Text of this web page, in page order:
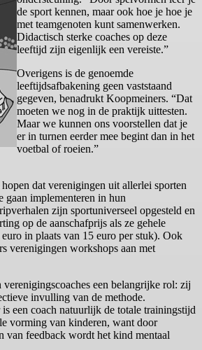
de sport kennen, maar ook hoe je hoe je
met teamgenoten kunt samenwerken.
Didactisch sterke coaches op deze
leeftijd zijn eigenlijk een vereiste.”
Overigens is de genoemde
leeftijdsafbakening geen vaststaand
gegeven, benadrukt Koopmeiners. “Dat
moeten we nog in de praktijk uittesten.
Maar we kunnen ons voorstellen dat je
er in turnen eerder mee begint dan in het
voetbal of roeien.”
dat verenigingen uit allerlei sporten
gaan implementeren in hun
zijn sportuniverseel opgesteld en
op de aanschafprijs als ze gehele
in plaats van 15 euro per stuk). Ook
verenigingen workshops aan met
een belangrijke rol: zij
invulling van de methode.
een coach natuurlijk de totale trainingstijd
vorming van kinderen, want door
van feedback wordt het kind mentaal